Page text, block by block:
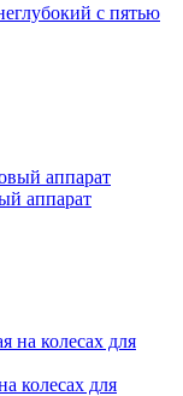
с пятью
аппарат
колесах для